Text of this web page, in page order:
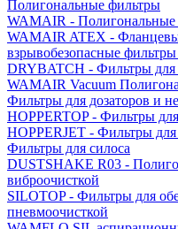
Полигональные фильтры
WAMAIR - Полигональные
WAMAIR ATEX -
взрывобезопасные
DRYBATCH - Фильтры для
WAMAIR Vacuum
Фильтры для дозаторов и
HOPPERTOP - Фильтры
HOPPERJET - Фильтры
Фильтры для силоса
DUSTSHAKE R03 -
виброочисткой
SILOTOP - Фильтры для
пневмоочисткой